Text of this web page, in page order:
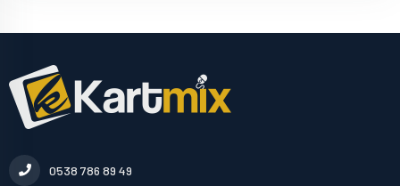
0538 786 89 49